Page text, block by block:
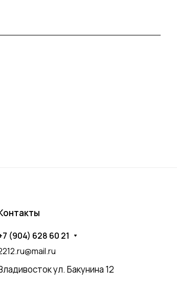
(904) 628 60 21
ул. Бакунина 12